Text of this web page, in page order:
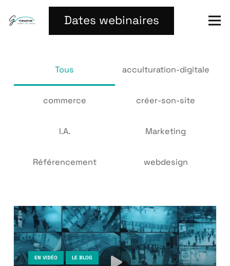
Dates webinaires
Tous acculturation-digitale
commerce créer-son-site
I.A. Marketing
Référencement webdesign
EN VIDÉO LE BLOG